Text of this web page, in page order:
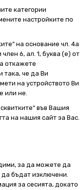
категории
настройките по
на основание чл. 4а
6, ал. 1, буква (е) от
откажете
така, че да Ви
на устройството Ви
или не.
във Вашия
на нашия сайт за Вас.
за да можете да
бъдат изключени.
за сесията, докато